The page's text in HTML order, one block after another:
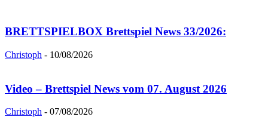
BRETTSPIELBOX Brettspiel News 33/2026:
Christoph - 10/08/2026
Video – Brettspiel News vom 07. August 2026
Christoph - 07/08/2026